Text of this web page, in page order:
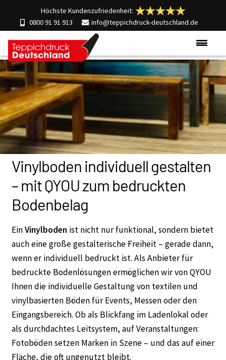
Höchste Kundenzufriedenheit:
0800 91 91 913
info@teppichdruck-deutschland.de
Produkte
Einsatzgebiete
Materialien
Über uns
Kontakt
Vinylboden individuell gestalten
– mit QYOU zum bedruckten
Bodenbelag
EinVinylboden ist nicht nur funktional, sondern bietet
auch eine große gestalterische Freiheit – gerade dann,
wenn er individuell bedruckt ist. Als Anbieter für
bedruckte Bodenlösungen ermöglichen wir von QYOU
Ihnen die individuelle Gestaltung von textilen und
vinylbasierten Böden für Events, Messen oder den
Eingangsbereich. Ob als Blickfang im Ladenlokal oder
als durchdachtes Leitsystem, auf Veranstaltungen:
Fotoböden setzen Marken in Szene – und das auf einer
Fläche, die oft ungenutzt bleibt.